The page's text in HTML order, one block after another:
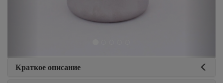
Краткое описание